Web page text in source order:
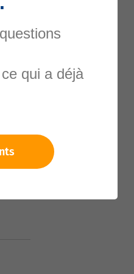
qui a déjà